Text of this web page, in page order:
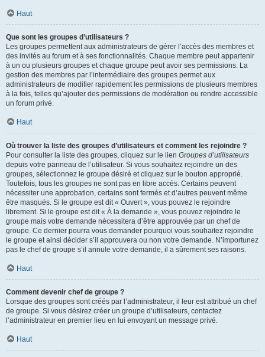
Haut
Que sont les groupes d’utilisateurs ?
Les groupes permettent aux administrateurs de gérer l’accès des membres et
des invités au forum et à ses fonctionnalités. Chaque membre peut appartenir
à un ou plusieurs groupes et chaque groupe peut avoir ses permissions. La
gestion des membres par l’intermédiaire des groupes permet aux
administrateurs de modifier rapidement les permissions de plusieurs membres
à la fois, telles qu’ajouter des permissions de modération ou rendre accessible
un forum privé.
Haut
Où trouver la liste des groupes d’utilisateurs et comment les rejoindre ?
Pour consulter la liste des groupes, cliquez sur le lien Groupes d’utilisateurs
depuis votre panneau de l’utilisateur. Si vous souhaitez rejoindre un des
groupes, sélectionnez le groupe désiré et cliquez sur le bouton approprié.
Toutefois, tous les groupes ne sont pas en libre accès. Certains peuvent
nécessiter une approbation, certains sont fermés et d’autres peuvent même
être masqués. Si le groupe est dit « Ouvert », vous pouvez le rejoindre
librement. Si le groupe est dit « À la demande », vous pouvez rejoindre le
groupe mais votre demande nécessitera d’être approuvée par un chef de
groupe. Ce dernier pourra vous demander pourquoi vous souhaitez rejoindre
le groupe et ainsi décider s’il approuvera ou non votre demande. N’importunez
pas le chef de groupe s’il annule votre demande, il a sûrement ses raisons.
Haut
Comment devenir chef de groupe ?
Lorsque des groupes sont créés par l’administrateur, il leur est attribué un chef
de groupe. Si vous désirez créer un groupe d’utilisateurs, contactez
l’administrateur en premier lieu en lui envoyant un message privé.
Haut